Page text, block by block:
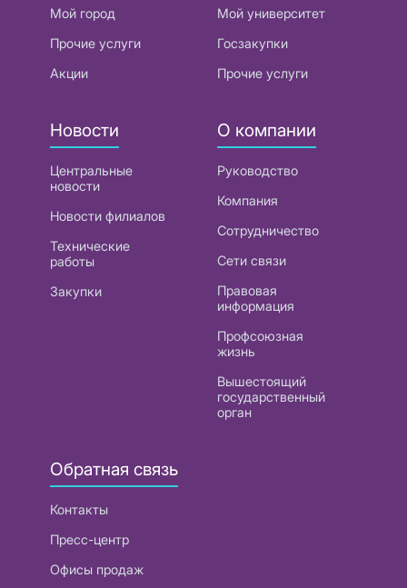
Мой город
Прочие услуги
Акции
Мой университет
Госзакупки
Прочие услуги
Новости
Центральные
новости
Новости филиалов
Технические
работы
Закупки
О компании
Руководство
Компания
Сотрудничество
Сети связи
Правовая
информация
Профсоюзная
жизнь
Вышестоящий
государственный
орган
Обратная связь
Контакты
Пресс-центр
Офисы продаж